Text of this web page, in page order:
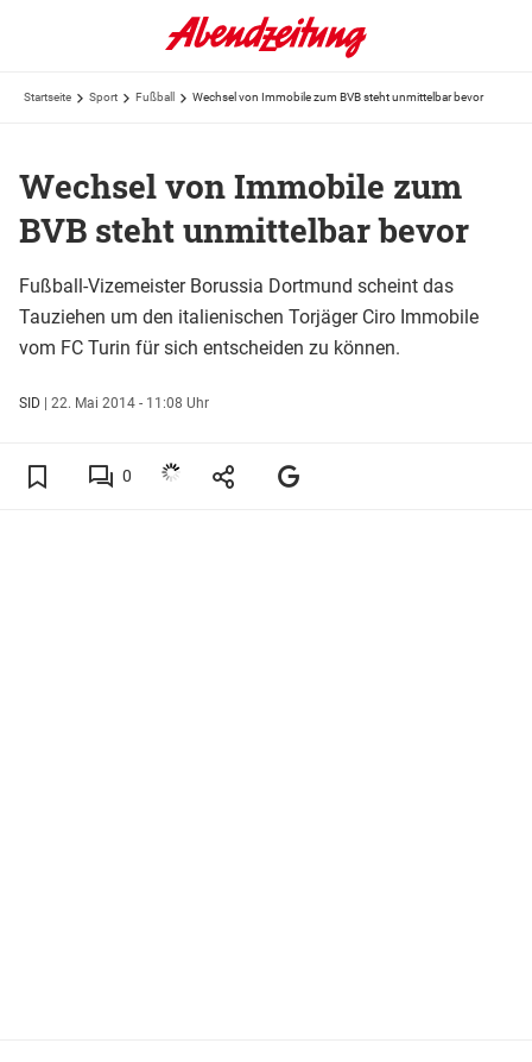
Startseite Sport Fußball Wechsel von Immobile zum BVB steht unmittelbar bevor
Wechsel von Immobile zum
BVB steht unmittelbar bevor
Fußball-Vizemeister Borussia Dortmund scheint das
Tauziehen um den italienischen Torjäger Ciro Immobile
vom FC Turin für sich entscheiden zu können.
SID | 22. Mai 2014 - 11:08 Uhr
0